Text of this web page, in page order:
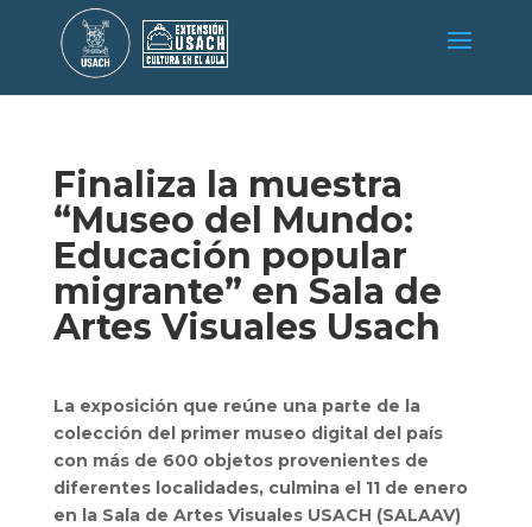
Finaliza la muestra
“Museo del Mundo:
Educación popular
migrante” en Sala de
Artes Visuales Usach
La exposición que reúne una parte de la
colección del primer museo digital del país
con más de 600 objetos provenientes de
diferentes localidades, culmina el 11 de enero
en la Sala de Artes Visuales USACH (SALAAV)